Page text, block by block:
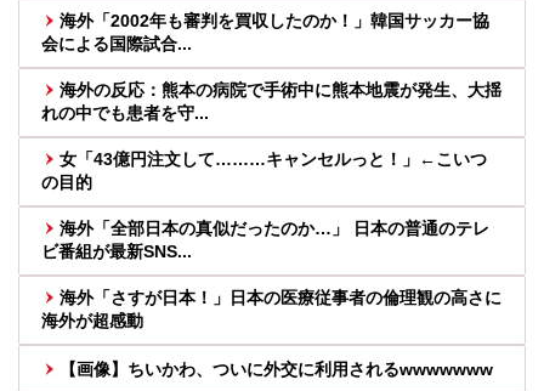
海外「2002年も審判を買収したのか！」韓国サッカー協
会による国際試合...
海外の反応：熊本の病院で手術中に熊本地震が発生、大揺
れの中でも患者を守...
女「43億円注文して………キャンセルっと！」←こいつ
の目的
海外「全部日本の真似だったのか…」 日本の普通のテレ
ビ番組が最新SNS...
海外「さすが日本！」日本の医療従事者の倫理観の高さに
海外が超感動
【画像】ちいかわ、ついに外交に利用されるwwwwwww